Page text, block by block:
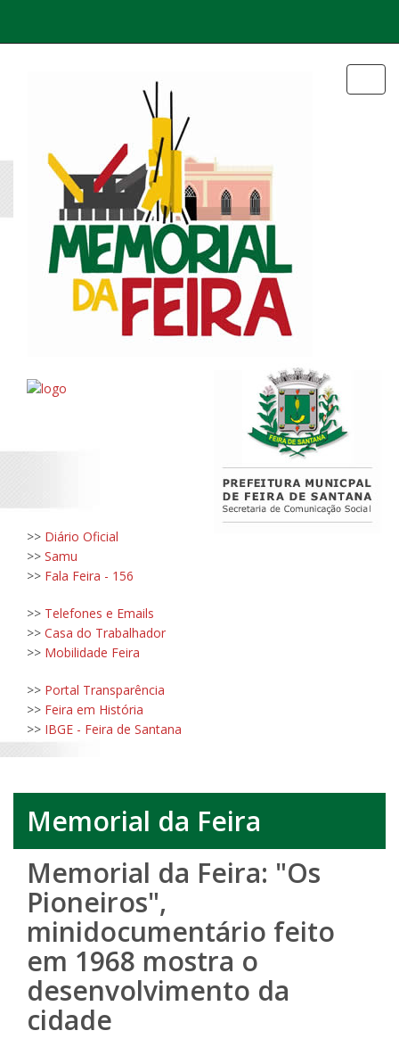
>> Diário Oficial
>> Samu
>> Fala Feira - 156
>> Telefones e Emails
>> Casa do Trabalhador
>> Mobilidade Feira
>> Portal Transparência
>> Feira em História
>> IBGE - Feira de Santana
Memorial da Feira
Memorial da Feira: "Os
Pioneiros",
minidocumentário feito
em 1968 mostra o
desenvolvimento da
cidade